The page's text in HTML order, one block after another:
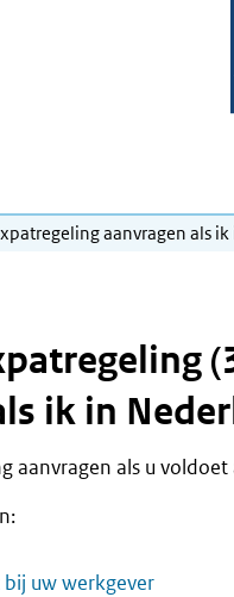
aanvragen als
ik in
aanvragen als u
uw werkgever